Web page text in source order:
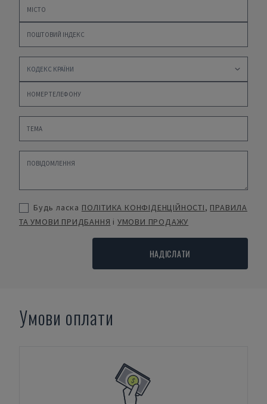
Будь ласка ПОЛІТИКА КОНФІДЕНЦІЙНОСТІ, ПРАВИЛА
ТА УМОВИ ПРИДБАННЯ і УМОВИ ПРОДАЖУ
НАДІСЛАТИ
Умови оплати